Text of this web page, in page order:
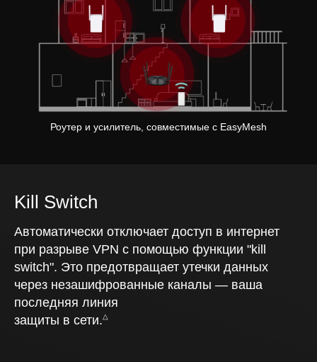
Роутер и усилитель, совместимые с EasyMesh
Kill Switch
Автоматически отключает доступ в интернет
при разрыве VPN с помощью функции "kill
switch". Это предотвращает утечки данных
через незашифрованные каналы — ваша
последняя линия
защиты в сети.△